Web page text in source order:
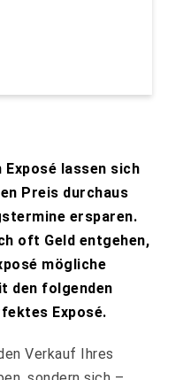
lassen sich
Preis durchaus
ersparen.
oft Geld entgehen,
mögliche
den folgenden
Exposé.
Verkauf Ihres